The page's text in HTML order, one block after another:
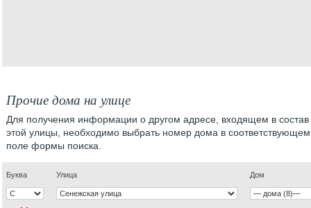
Прочие дома на улице
Для получения информации о другом адресе, входящем в состав
этой улицы, необходимо выбрать номер дома в соответствующем
поле формы поиска.
Буква Улица Дом